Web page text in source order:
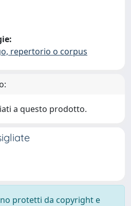
repertorio o corpus
a questo prodotto.
protetti da copyright e